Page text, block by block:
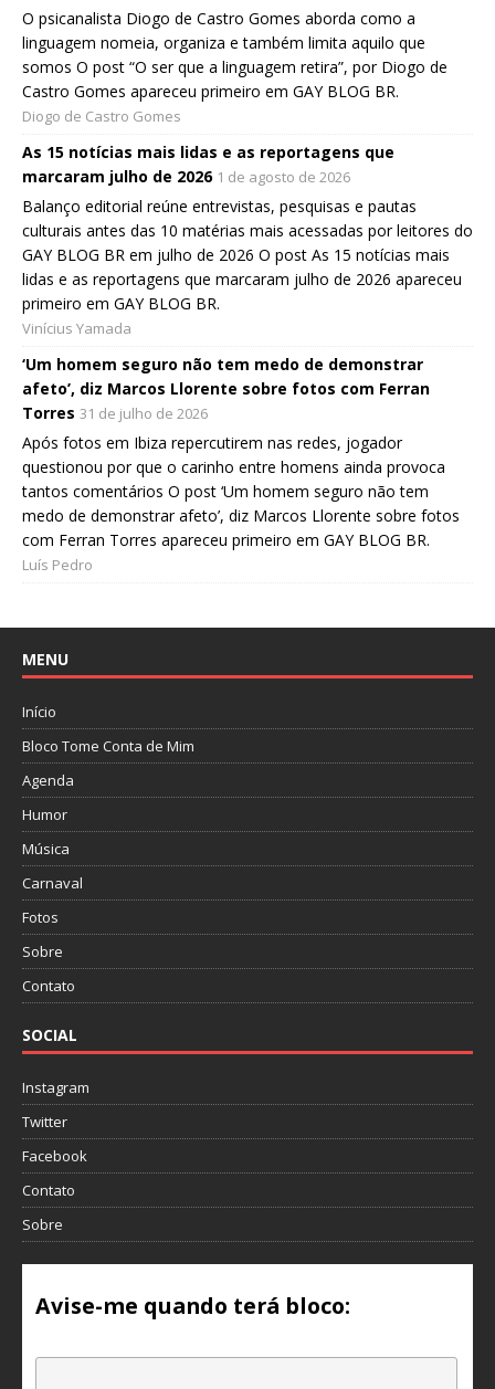
O psicanalista Diogo de Castro Gomes aborda como a
linguagem nomeia, organiza e também limita aquilo que
somos O post “O ser que a linguagem retira”, por Diogo de
Castro Gomes apareceu primeiro em GAY BLOG BR.
Diogo de Castro Gomes
As 15 notícias mais lidas e as reportagens que
marcaram julho de 2026 1 de agosto de 2026
Balanço editorial reúne entrevistas, pesquisas e pautas
culturais antes das 10 matérias mais acessadas por leitores do
GAY BLOG BR em julho de 2026 O post As 15 notícias mais
lidas e as reportagens que marcaram julho de 2026 apareceu
primeiro em GAY BLOG BR.
Vinícius Yamada
‘Um homem seguro não tem medo de demonstrar
afeto’, diz Marcos Llorente sobre fotos com Ferran
Torres 31 de julho de 2026
Após fotos em Ibiza repercutirem nas redes, jogador
questionou por que o carinho entre homens ainda provoca
tantos comentários O post ‘Um homem seguro não tem
medo de demonstrar afeto’, diz Marcos Llorente sobre fotos
com Ferran Torres apareceu primeiro em GAY BLOG BR.
Luís Pedro
MENU
Início
Bloco Tome Conta de Mim
Agenda
Humor
Música
Carnaval
Fotos
Sobre
Contato
SOCIAL
Instagram
Twitter
Facebook
Contato
Sobre
Avise-me quando terá bloco: